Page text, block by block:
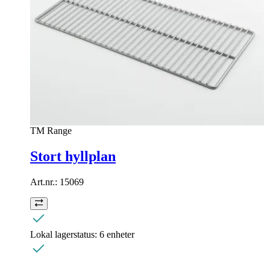
TM Range
Stort hyllplan
Art.nr.: 15069
Lokal lagerstatus: 6 enheter